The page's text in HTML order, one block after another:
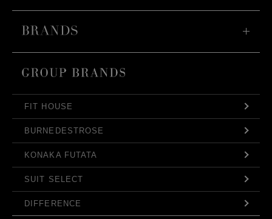
FIT HOUSE
BURNEDESTROSE
KONAKA FUTATA
SUIT SELECT
DIFFERENCE